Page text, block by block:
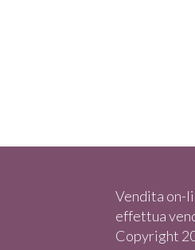
Vendita on-
effettua
Copyright